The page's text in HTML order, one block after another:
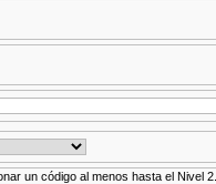
un código al menos hasta el Nivel 2.